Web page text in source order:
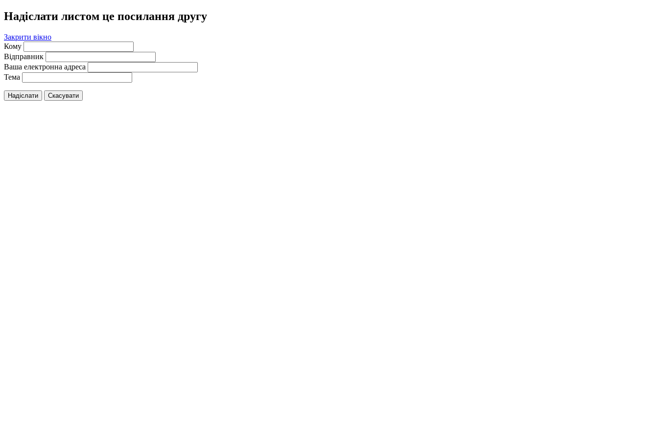
Надіслати листом це посилання другу
Закрити вікно
Кому
Відправник
Ваша електронна адреса
Тема
Надіслати Скасувати